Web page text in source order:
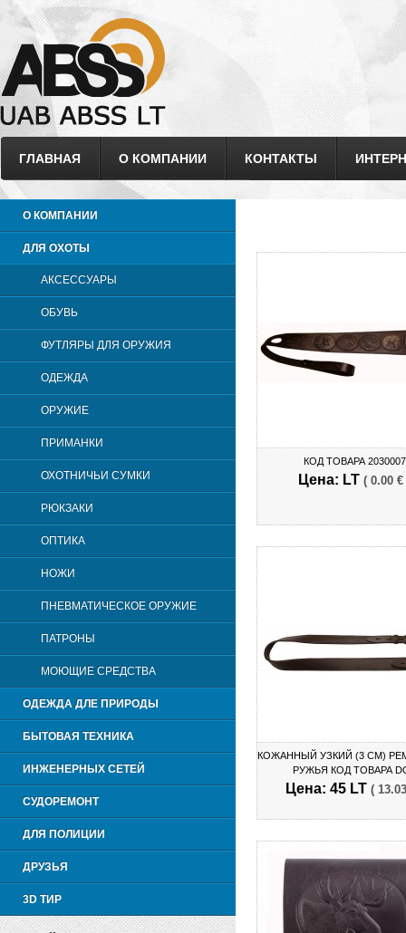
ГЛАВНАЯ О КОМПАНИИ КОНТАКТЫ
О КОМПАНИИ
ДЛЯ ОХОТЫ
АКСЕССУАРЫ
ОБУВЬ
ФУТЛЯРЫ ДЛЯ ОРУЖИЯ
ОДЕЖДА
ОРУЖИЕ
ПРИМАНКИ
ОХОТНИЧЬИ СУМКИ
РЮКЗАКИ
OПТИКА
НОЖИ
ПНЕВМАТИЧЕСКОЕ ОРУЖИЕ
ПАТРОНЫ
МОЮЩИЕ СРЕДСТВА
ОДЕЖДА ДЛЕ ПРИРОДЫ
БЫТОВАЯ ТЕХНИКА
ИНЖЕНЕРНЫХ СЕТЕЙ
СУДОРЕМОНТ
ДЛЯ ПОЛИЦИИ
ДРУЗЬЯ
3D ТИР
КОД ТОВАРА 2030007
Цена: LT( 0.00 €
КОЖАННЫЙ УЗКИЙ (3 СМ)
РУЖЬЯ КОД ТОВАРА
Цена: 45 LT (